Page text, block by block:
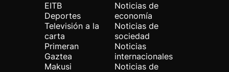
EITB
Deportes
Televisión a la
carta
Primeran
Gaztea
Makusi
Noticias de
economía
Noticias de
sociedad
Noticias
internacionales
Noticias de